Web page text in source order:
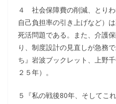
４ 社会保障費の削減、とり
自己負担率の引き上げなど）
死活問題である。また、介護
り、制度設計の見直しが急務
ち』岩波ブックレット、上野
２５年）。
５『私の戦後80年、そしてこ